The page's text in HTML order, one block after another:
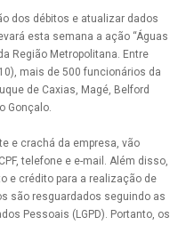
dos débitos e atualizar dados
esta semana a ação “Águas
Região Metropolitana. Entre
mais de 500 funcionários da
de Caxias, Magé, Belford
Gonçalo.
e crachá da empresa, vão
telefone e e-mail. Além disso,
e crédito para a realização de
são resguardados seguindo as
Pessoais (LGPD). Portanto, os